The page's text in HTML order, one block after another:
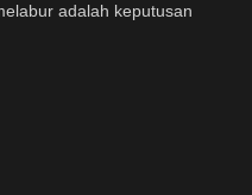
adalah keputusan